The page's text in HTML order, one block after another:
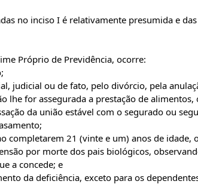
no inciso I é relativamente presumida e
Próprio de Previdência, ocorre:
judicial ou de fato, pelo divórcio, pela
lhe for assegurada a prestação de
da união estável com o segurado ou
21 (vinte e um) anos de idade,
por morte dos pais biológicos,
a concede; e
da deficiência, exceto para os